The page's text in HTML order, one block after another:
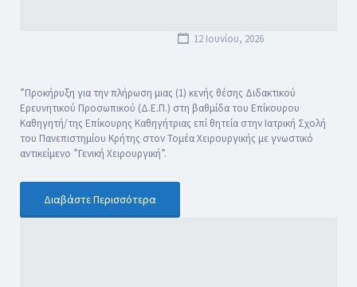
12 Ιουνίου, 2026
”Προκήρυξη για την πλήρωση μιας (1) κενής θέσης Διδακτικού
Ερευνητικού Προσωπικού (Δ.Ε.Π.) στη βαθμίδα του Επίκουρου
Καθηγητή/της Επίκουρης Καθηγήτριας επί θητεία στην Ιατρική Σχολή
του Πανεπιστημίου Κρήτης στον Τομέα Χειρουργικής με γνωστικό
αντικείμενο ”Γενική Χειρουργική”.
Διαβάστε Περισσότερα